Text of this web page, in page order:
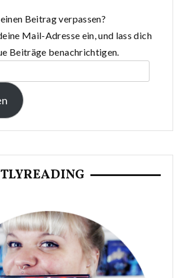
Beitrag verpassen?
Mail-Adresse ein, und lass dich
Beiträge benachrichtigen.